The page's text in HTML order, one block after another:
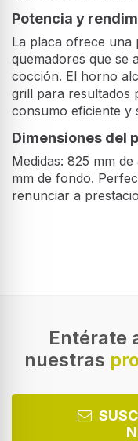
Potencia y
La placa ofrece una
quemadores que se
cocción. El horno
grill para resultados
consumo eficiente y
Dimensiones del
Medidas: 825 mm
mm de fondo.
renunciar a
Entérate
nuestras